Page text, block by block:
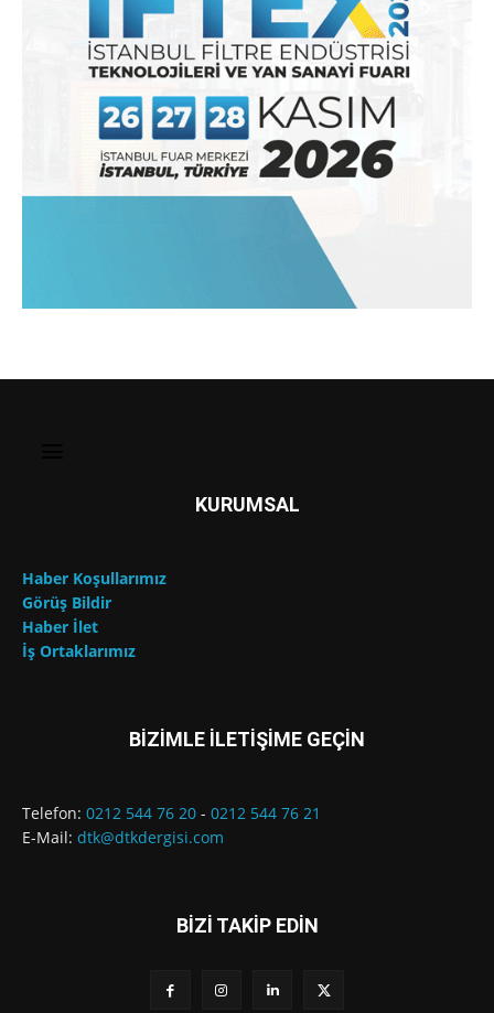
KURUMSAL
Haber Koşullarımız
Görüş Bildir
Haber İlet
İş Ortaklarımız
BİZİMLE İLETİŞİME GEÇİN
Telefon: 0212 544 76 20 - 0212 544 76 21
E-Mail: dtk@dtkdergisi.com
BİZİ TAKİP EDİN